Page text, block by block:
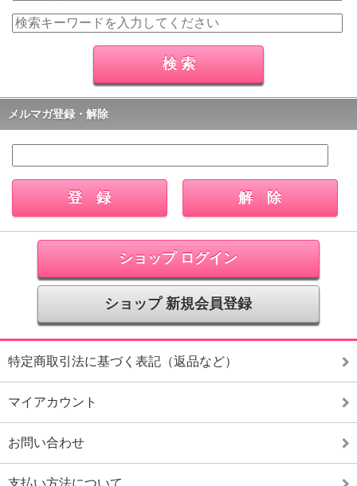
メルマガ登録・解除
ショップ ログイン
ショップ 新規会員登録
特定商取引法に基づく表記（返品など）
マイアカウント
お問い合わせ
支払い方法について